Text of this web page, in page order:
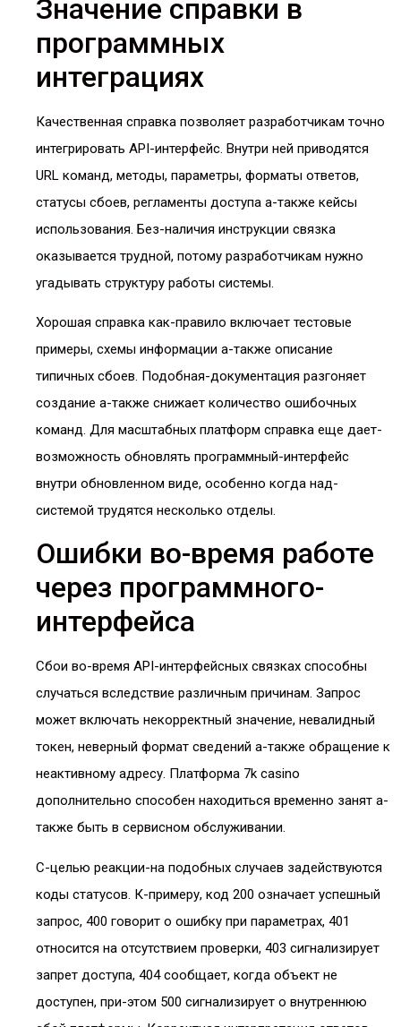
Значение справки в
программных
интеграциях
Качественная справка позволяет разработчикам точно
интегрировать API-интерфейс. Внутри ней приводятся
URL команд, методы, параметры, форматы ответов,
статусы сбоев, регламенты доступа а-также кейсы
использования. Без-наличия инструкции связка
оказывается трудной, потому разработчикам нужно
угадывать структуру работы системы.
Хорошая справка как-правило включает тестовые
примеры, схемы информации а-также описание
типичных сбоев. Подобная-документация разгоняет
создание а-также снижает количество ошибочных
команд. Для масштабных платформ справка еще дает-
возможность обновлять программный-интерфейс
внутри обновленном виде, особенно когда над-
системой трудятся несколько отделы.
Ошибки во-время работе
через программного-
интерфейса
Сбои во-время API-интерфейсных связках способны
случаться вследствие различным причинам. Запрос
может включать некорректный значение, невалидный
токен, неверный формат сведений а-также обращение к
неактивному адресу. Платформа 7k casino
дополнительно способен находиться временно занят а-
также быть в сервисном обслуживании.
С-целью реакции-на подобных случаев задействуются
коды статусов. К-примеру, код 200 означает успешный
запрос, 400 говорит о ошибку при параметрах, 401
относится на отсутствием проверки, 403 сигнализирует
запрет доступа, 404 сообщает, когда объект не
доступен, при-этом 500 сигнализирует о внутреннюю